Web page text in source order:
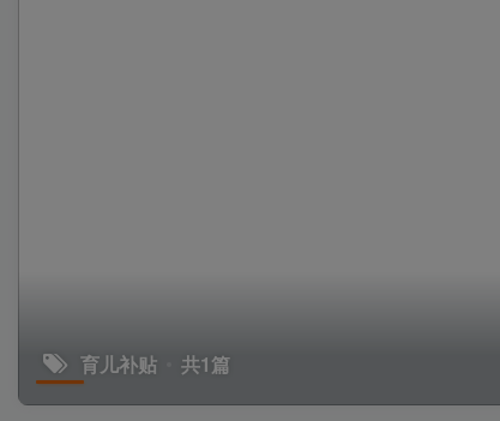
育儿补贴 共1篇